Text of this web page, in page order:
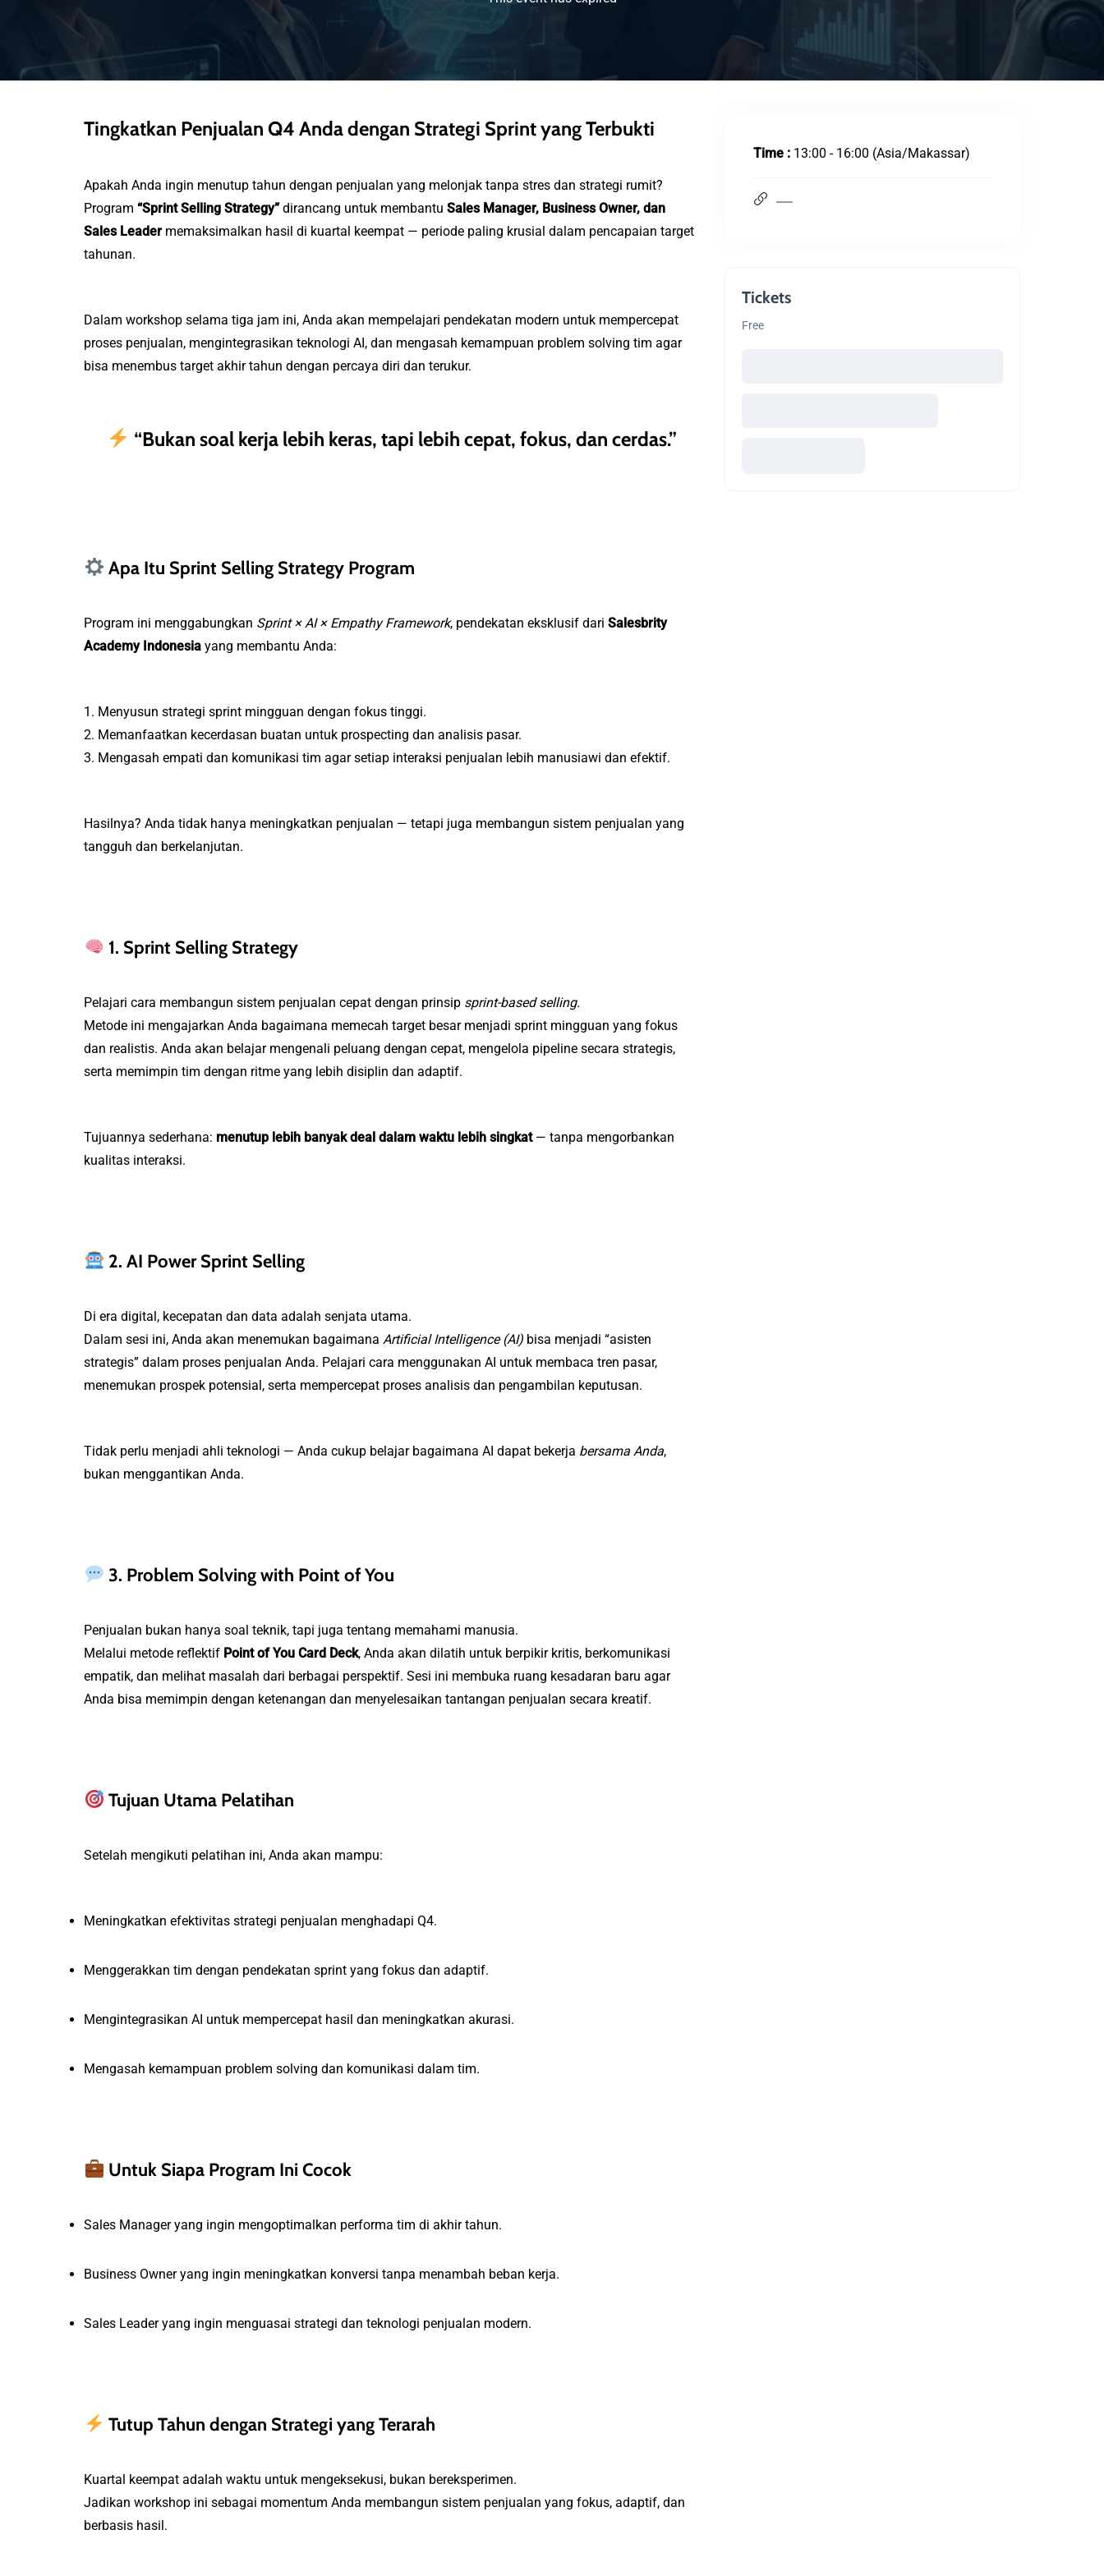
KLIK DI SINI
Tingkatkan Penjualan Q4 Anda dengan Strategi Sprint yang Terbukti
Apakah Anda ingin menutup tahun dengan penjualan yang melonjak tanpa stres dan strategi rumit?
Program “Sprint Selling Strategy” dirancang untuk membantu Sales Manager, Business Owner, dan
Sales Leadermemaksimalkan hasil di kuartal keempat — periode paling krusial dalam pencapaian target
tahunan.
Dalam workshop selama tiga jam ini, Anda akan mempelajari pendekatan modern untuk mempercepat
proses penjualan, mengintegrasikan teknologi AI, dan mengasah kemampuan problem solving tim agar
bisa menembus target akhir tahun dengan percaya diri dan terukur.
“Bukan soal kerja lebih keras, tapi lebih cepat, fokus, dan cerdas.”
Apa Itu Sprint Selling Strategy Program
Program ini menggabungkan Sprint × AI × Empathy Framework, pendekatan eksklusif dari Salesbrity
Academy Indonesia yang membantu Anda:
1. Menyusun strategi sprint mingguan dengan fokus tinggi.
2. Memanfaatkan kecerdasan buatan untuk prospecting dan analisis pasar.
3. Mengasah empati dan komunikasi tim agar setiap interaksi penjualan lebih manusiawi dan efektif.
Hasilnya? Anda tidak hanya meningkatkan penjualan — tetapi juga membangun sistem penjualan yang
tangguh dan berkelanjutan.
1. Sprint Selling Strategy
Pelajari cara membangun sistem penjualan cepat dengan prinsip sprint-based selling.
Metode ini mengajarkan Anda bagaimana memecah target besar menjadi sprint mingguan yang fokus
dan realistis. Anda akan belajar mengenali peluang dengan cepat, mengelola pipeline secara strategis,
serta memimpin tim dengan ritme yang lebih disiplin dan adaptif.
Tujuannya sederhana: menutup lebih banyak deal dalam waktu lebih singkat— tanpa mengorbankan
kualitas interaksi.
2. AI Power Sprint Selling
Di era digital, kecepatan dan data adalah senjata utama.
Dalam sesi ini, Anda akan menemukan bagaimana Artificial Intelligence (AI) bisa menjadi “asisten
strategis” dalam proses penjualan Anda. Pelajari cara menggunakan AI untuk membaca tren pasar,
menemukan prospek potensial, serta mempercepat proses analisis dan pengambilan keputusan.
Tidak perlu menjadi ahli teknologi — Anda cukup belajar bagaimana AI dapat bekerja bersama Anda,
bukan menggantikan Anda.
3. Problem Solving with Point of You
Penjualan bukan hanya soal teknik, tapi juga tentang memahami manusia.
Melalui metode reflektif Point of You Card Deck, Anda akan dilatih untuk berpikir kritis, berkomunikasi
empatik, dan melihat masalah dari berbagai perspektif. Sesi ini membuka ruang kesadaran baru agar
Anda bisa memimpin dengan ketenangan dan menyelesaikan tantangan penjualan secara kreatif.
Tujuan Utama Pelatihan
Setelah mengikuti pelatihan ini, Anda akan mampu:
Meningkatkan efektivitas strategi penjualan menghadapi Q4.
Menggerakkan tim dengan pendekatan sprint yang fokus dan adaptif.
Mengintegrasikan AI untuk mempercepat hasil dan meningkatkan akurasi.
Mengasah kemampuan problem solving dan komunikasi dalam tim.
Untuk Siapa Program Ini Cocok
Sales Manager yang ingin mengoptimalkan performa tim di akhir tahun.
Business Owner yang ingin meningkatkan konversi tanpa menambah beban kerja.
Sales Leader yang ingin menguasai strategi dan teknologi penjualan modern.
Tutup Tahun dengan Strategi yang Terarah
Kuartal keempat adalah waktu untuk mengeksekusi, bukan bereksperimen.
Jadikan workshop ini sebagai momentum Anda membangun sistem penjualan yang fokus, adaptif, dan
berbasis hasil.
Time : 13:00 - 16:00 (Asia/Makassar)
Tickets
Free